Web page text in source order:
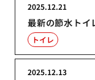
最新の節水トイ
2025.12.21
トイレ
2025.12.13